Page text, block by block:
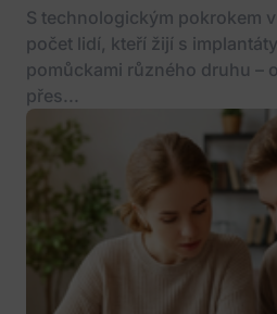
S technologickým pokrokem
počet lidí, kteří žijí s
pomůckami různého druhu –
přes...